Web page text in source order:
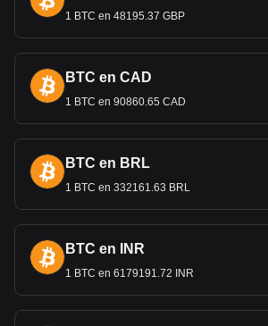
1 BTC en 48195.37 GBP
BTC en CAD
1 BTC en 90860.65 CAD
BTC en BRL
1 BTC en 332161.63 BRL
BTC en INR
1 BTC en 6179191.72 INR